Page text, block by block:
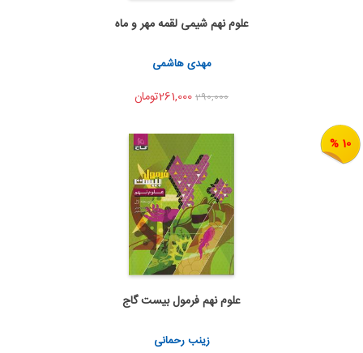
اضافه به سبد خرید
اشتراک گذاری
علوم نهم شیمی لقمه مهر و ماه
مهدی هاشمی
290,000
10 %
اضافه به سبد خرید
اشتراک گذاری
علوم نهم فرمول بیست گاج
زینب رحمانی